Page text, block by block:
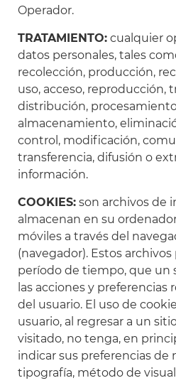
Operador.
TRATAMIENTO: cualquier
datos personales, tales
recolección, producción,
uso, acceso, reproducción,
distribución,
almacenamiento,
control, modificación,
transferencia, difusión o
información.
COOKIES: son archivos de
almacenan en su
móviles a través del
(navegador). Estos
período de tiempo, que un
las acciones y
del usuario. El uso de
usuario, al regresar a un
visitado, no tenga, en
indicar sus preferencias de
tipografía, método de